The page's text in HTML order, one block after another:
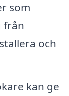
som
från
och
kan ge